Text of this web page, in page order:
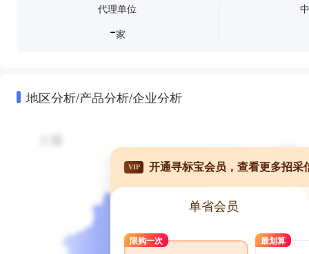
代理单位
-家
地区分析/产品分析/企业分析
VIP 开通寻标宝会员，查看更多招采
单省会员
限购一次 最划算